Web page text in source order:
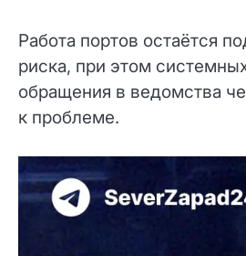
Работа портов остаётся
риска, при этом
обращения в ведомства
к проблеме.